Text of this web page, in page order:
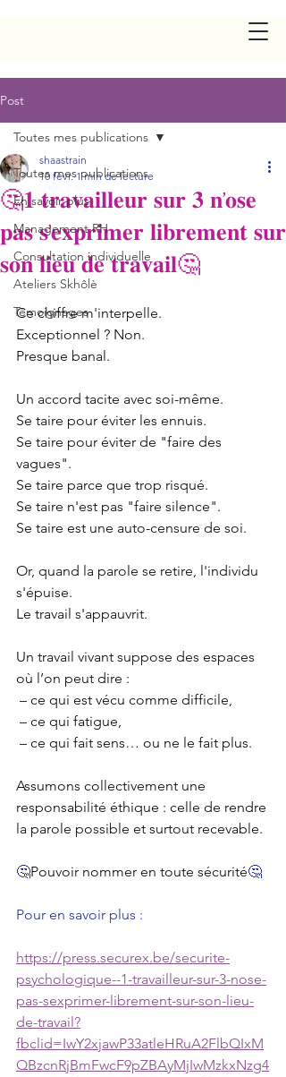
Post
Toutes mes publications
En savoir plus
Management RH
Consultation individuelle
Ateliers Skhôlè
Témoignages
Toutes mes publications
🤔𝟏 𝐭𝐫𝐚𝐯𝐚𝐢𝐥𝐥𝐞𝐮𝐫 𝐬𝐮𝐫 𝟑 𝐧’𝐨𝐬𝐞
𝐩𝐚𝐬 𝐬’𝐞𝐱𝐩𝐫𝐢𝐦𝐞𝐫 𝐥𝐢𝐛𝐫𝐞𝐦𝐞𝐧𝐭 𝐬𝐮𝐫
𝐬𝐨𝐧 𝐥𝐢𝐞𝐮 𝐝𝐞 𝐭𝐫𝐚𝐯𝐚𝐢𝐥🤔
shaastrain
10 févr. 1 min de lecture
Ce chiffre m'interpelle.
Exceptionnel ? Non.
Presque banal.
Un accord tacite avec soi-même.
Se taire pour éviter les ennuis.
Se taire pour éviter de "faire des
vagues".
Se taire parce que trop risqué.
Se taire n'est pas "faire silence".
Se taire est une auto-censure de soi.
Or, quand la parole se retire, l'individu
s'épuise.
Le travail s'appauvrit.
Un travail vivant suppose des espaces
où l’on peut dire :
– ce qui est vécu comme difficile,
– ce qui fatigue,
– ce qui fait sens… ou ne le fait plus.
Assumons collectivement une
responsabilité éthique : celle de rendre
la parole possible et surtout recevable.
🤔Pouvoir nommer en toute sécurité🤔
Pour en savoir plus :
https://press.securex.be/securite-
psychologique--1-travailleur-sur-3-nose-
pas-sexprimer-librement-sur-son-lieu-
de-travail?
fbclid=IwY2xjawP33atleHRuA2FlbQIxM
QBzcnRjBmFwcF9pZBAyMjIwMzkxNzg4